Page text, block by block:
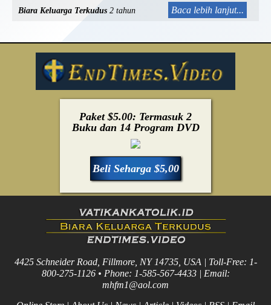
Biara Keluarga Terkudus 2 tahun Baca lebih lanjut...
Paket $5.00: Termasuk 2
Buku dan 14 Program DVD
Beli Seharga $5,00
4425 Schneider Road, Fillmore, NY 14735, USA | Toll-Free: 1-
800-275-1126 • Phone: 1-585-567-4433 | Email:
mhfm1@aol.com